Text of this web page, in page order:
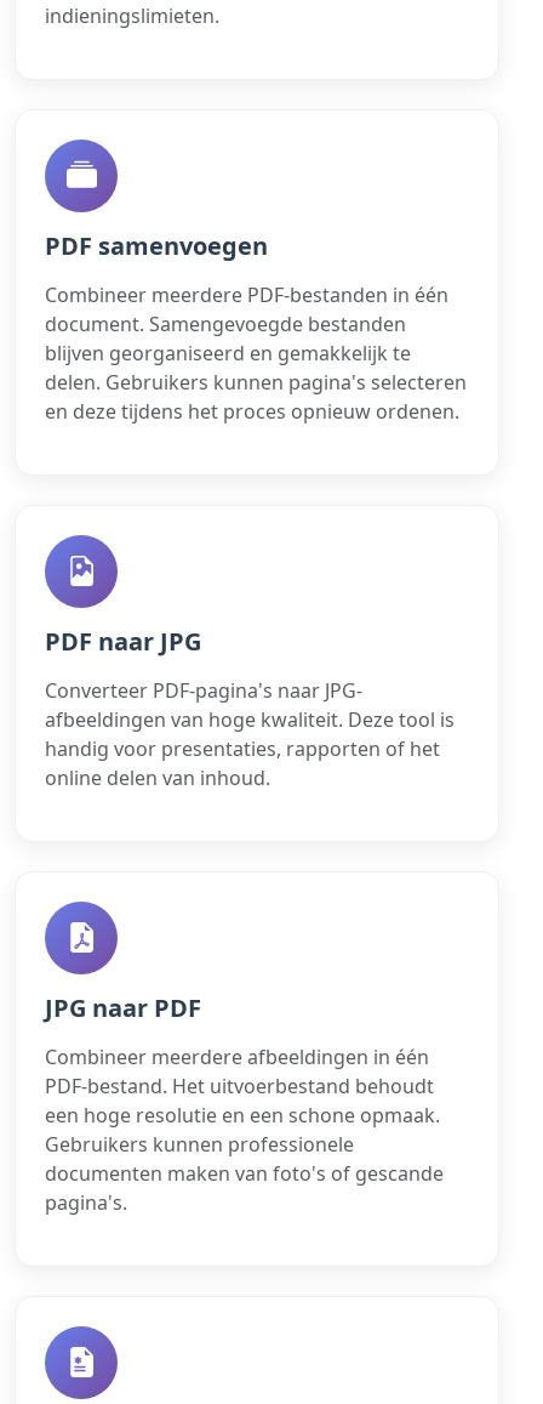
indieningslimieten.
PDF samenvoegen
Combineer meerdere PDF-bestanden in één
document. Samengevoegde bestanden
blijven georganiseerd en gemakkelijk te
delen. Gebruikers kunnen pagina's selecteren
en deze tijdens het proces opnieuw ordenen.
PDF naar JPG
Converteer PDF-pagina's naar JPG-
afbeeldingen van hoge kwaliteit. Deze tool is
handig voor presentaties, rapporten of het
online delen van inhoud.
JPG naar PDF
Combineer meerdere afbeeldingen in één
PDF-bestand. Het uitvoerbestand behoudt
een hoge resolutie en een schone opmaak.
Gebruikers kunnen professionele
documenten maken van foto's of gescande
pagina's.